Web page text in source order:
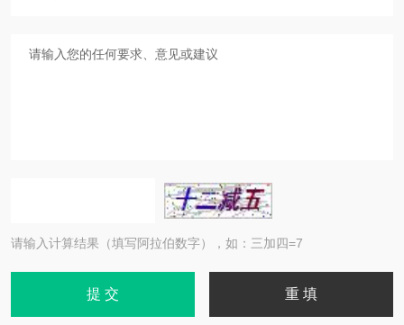
请输入计算结果（填写阿拉伯数字），如：三加四=7